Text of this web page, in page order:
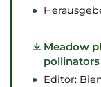
Meadow
pollinators
Editor: